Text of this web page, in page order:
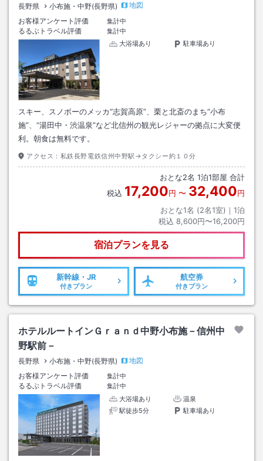
長野県 小布施・中野(長野県)
地図
お客様アンケート評価
集計中
るるぶトラベル評価
集計中
大浴場あり
駐車場あり
スキー、スノボーのメッカ“志賀高原”、栗と北斎のまち“小布
施”、“湯田中・渋温泉”など北信州の観光レジャーの拠点に大変便
利。朝食は無料です。
アクセス： 私鉄長野電鉄信州中野駅→タクシー約１０分
おとな2名 1泊1部屋 合計
税込 17,200円 〜 32,400円
おとな1名 (2名1室)｜ 1泊
税込 8,600円〜16,200円
宿泊プランを見る
新幹線・JR
付きプラン
航空券
付きプラン
ホテルルートインＧｒａｎｄ中野小布施－信州中
野駅前－
長野県 小布施・中野(長野県)
地図
お客様アンケート評価
集計中
るるぶトラベル評価
集計中
大浴場あり
温泉
駅徒歩5分
駐車場あり